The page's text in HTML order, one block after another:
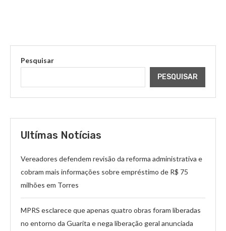
Pesquisar
PESQUISAR
Ultímas Notícias
Vereadores defendem revisão da reforma administrativa e
cobram mais informações sobre empréstimo de R$ 75
milhões em Torres
MPRS esclarece que apenas quatro obras foram liberadas
no entorno da Guarita e nega liberação geral anunciada